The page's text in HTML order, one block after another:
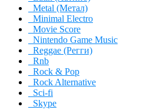
Metal (Метал)
Minimal Electro
Movie Score
Nintendo Game Music
Reggae (Регги)
Rnb
Rock & Pop
Rock Alternative
Sci-fi
Skype